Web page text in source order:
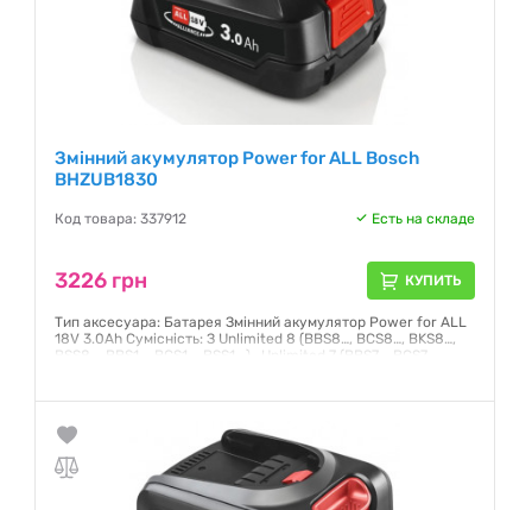
Змінний акумулятор Power for ALL Bosch
BHZUB1830
Код товара: 337912 Есть на складе
3226 грн КУПИТЬ
Тип аксесуара: Батарея Змінний акумулятор Power for ALL
18V 3.0Ah Сумісність: З Unlimited 8 (BBS8…, BCS8…, BKS8…,
BSS8…, BBS1…, BCS1…, BSS1...) , Unlimited 7 (BBS7…, BCS7…,
Гарантия: